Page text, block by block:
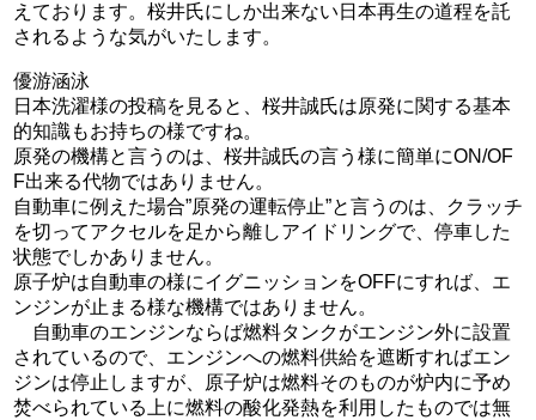
えております。桜井氏にしか出来ない日本再生の道程を託
されるような気がいたします。
優游涵泳
日本洗濯様の投稿を見ると、桜井誠氏は原発に関する基本
的知識もお持ちの様ですね。
原発の機構と言うのは、桜井誠氏の言う様に簡単にON/OF
F出来る代物ではありません。
自動車に例えた場合”原発の運転停止”と言うのは、クラッチ
を切ってアクセルを足から離しアイドリングで、停車した
状態でしかありません。
原子炉は自動車の様にイグニッションをOFFにすれば、エ
ンジンが止まる様な機構ではありません。
自動車のエンジンならば燃料タンクがエンジン外に設置
されているので、エンジンへの燃料供給を遮断すればエン
ジンは停止しますが、原子炉は燃料そのものが炉内に予め
焚べられている上に燃料の酸化発熱を利用したものでは無